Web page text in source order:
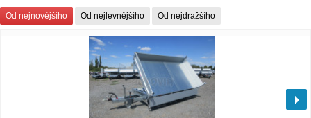
Od nejnovějšího Od nejlevnějšího Od nejdražšího